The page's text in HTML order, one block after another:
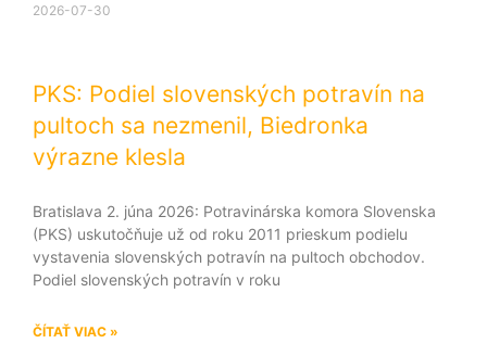
2026-07-30
PKS: Podiel slovenských potravín na
pultoch sa nezmenil, Biedronka
výrazne klesla
Bratislava 2. júna 2026: Potravinárska komora Slovenska
(PKS) uskutočňuje už od roku 2011 prieskum podielu
vystavenia slovenských potravín na pultoch obchodov.
Podiel slovenských potravín v roku
ČÍTAŤ VIAC »